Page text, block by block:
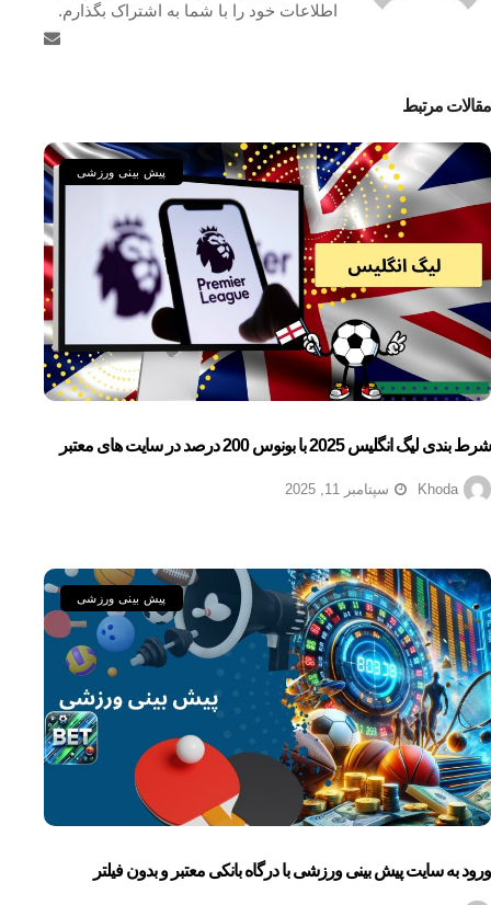
اطلاعات خود را با شما به اشتراک بگذارم.
مقالات مرتبط
پیش بینی ورزشی
شرط بندی لیگ انگلیس 2025 با بونوس 200 درصد در سایت های معتبر
Khoda سپتامبر 11, 2025
پیش بینی ورزشی
ورود به سایت پیش بینی ورزشی با درگاه بانکی معتبر و بدون فیلتر